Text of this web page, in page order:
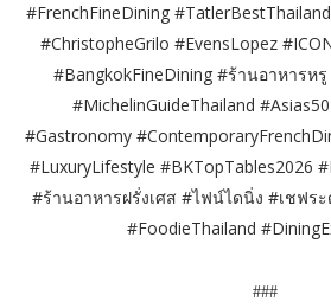
#FrenchFineDining
#ChristopheGrilo #EvensLopez
#BangkokFineDining #ร้านอาหารห
#MichelinGuideThailand
#Gastronomy
#LuxuryLifestyle #BKTopTables2026
#ร้านอาหารฝรั่งเศส #ไฟน์ไดนิ่ง #เชฟร
#FoodieThailand
###